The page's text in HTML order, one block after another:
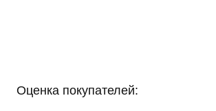
Оценка покупателей: